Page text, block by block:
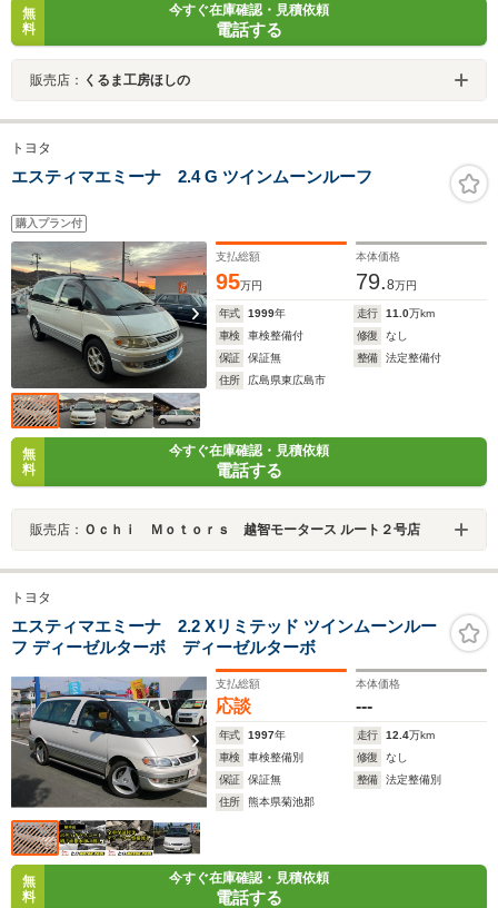
無
料
今すぐ在庫確認・見積依頼
電話する
販売店： くるま工房ほしの
トヨタ
エスティマエミーナ 2.4 G ツインムーンルーフ
購入プラン付
支払総額
95万円
本体価格
79.8万円
年式 1999年 走行 11.0万km
車検
車検整備付 修復
なし
保証
保証無 整備
法定整備付
住所
広島県東広島市
無
料
今すぐ在庫確認・見積依頼
電話する
販売店： Ｏｃｈｉ Ｍｏｔｏｒｓ 越智モータース ルート２号店
トヨタ
エスティマエミーナ 2.2 Xリミテッド ツインムーンルー
フ ディーゼルターボ ディーゼルターボ
支払総額
応談
本体価格
---
年式 1997年 走行 12.4万km
車検
車検整備別 修復
なし
保証
保証無 整備
法定整備別
住所
熊本県菊池郡
無
料
今すぐ在庫確認・見積依頼
電話する